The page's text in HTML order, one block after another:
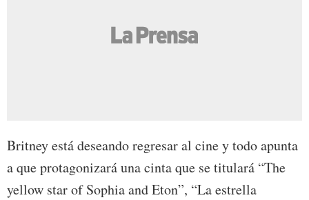
Britney está deseando regresar al cine y todo apunta
a que protagonizará una cinta que se titulará “The
yellow star of Sophia and Eton”, “La estrella